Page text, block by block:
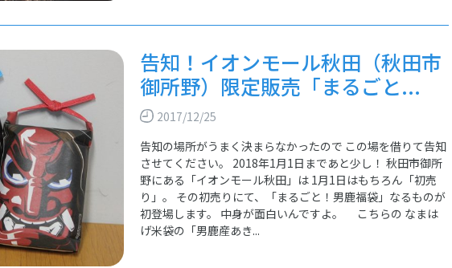
告知！イオンモール秋田（秋田市
御所野）限定販売「まるごと...
2017/12/25
告知の場所がうまく決まらなかったので この場を借りて告知
させてください。 2018年1月1日まであと少し！ 秋田市御所
野にある「イオンモール秋田」は 1月1日はもちろん「初売
り」。 その初売りにて、「まるごと！男鹿福袋」なるものが
初登場します。 中身が面白いんですよ。 こちらの なまは
げ米袋の「男鹿産あき...